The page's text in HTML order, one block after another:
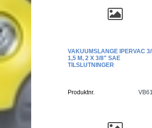
VAKUUMSLANGE IPERVAC
1,5 M, 2 X 3/8" SAE
TILSLUTNINGER
Produktnr.